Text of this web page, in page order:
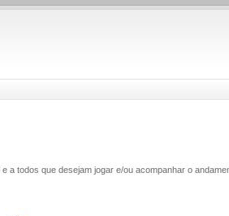
a todos que desejam jogar e/ou acompanhar o